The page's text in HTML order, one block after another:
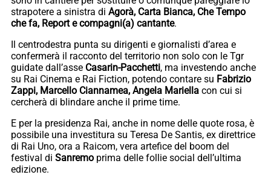
strapotere a sinistra di Agorà, Carta Bianca, Che Tempo
che fa, Report e compagni(a) cantante.
Il centrodestra punta su dirigenti e giornalisti d’area e
confermerà il racconto del territorio non solo con le Tgr
guidate dall’asse Casarin-Pacchetti, ma investendo anche
su Rai Cinema e Rai Fiction, potendo contare su Fabrizio
Zappi, Marcello Ciannamea, Angela Mariella con cui si
cercherà di blindare anche il prime time.
E per la presidenza Rai, anche in nome delle quote rosa, è
possibile una investitura su Teresa De Santis, ex direttrice
di Rai Uno, ora a Raicom, vera artefice del boom del
festival di Sanremo prima delle follie social dell’ultima
edizione.